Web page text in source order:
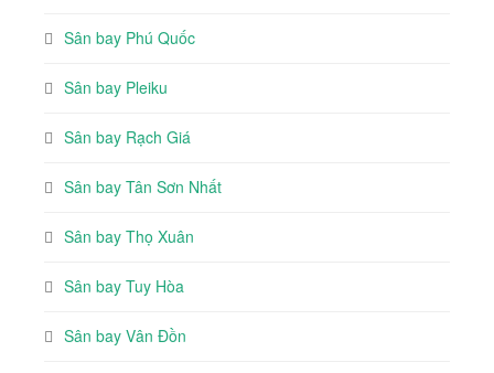
Sân bay Phú Quốc
Sân bay Pleiku
Sân bay Rạch Giá
Sân bay Tân Sơn Nhất
Sân bay Thọ Xuân
Sân bay Tuy Hòa
Sân bay Vân Đồn